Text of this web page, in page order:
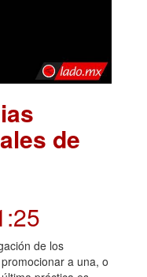
de
de los
a una, o